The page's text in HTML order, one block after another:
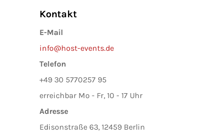
Kontakt
E-Mail
info@host-events.de
Telefon
+49 30 5770257 95
erreichbar Mo - Fr, 10 - 17 Uhr
Adresse
Edisonstraße 63, 12459 Berlin